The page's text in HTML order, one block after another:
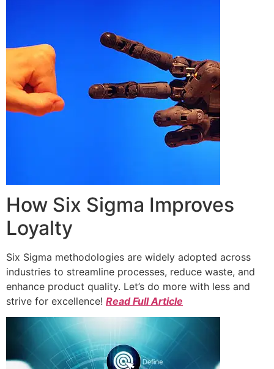
How Six Sigma Improves
Loyalty
Six Sigma methodologies are widely adopted across
industries to streamline processes, reduce waste, and
enhance product quality. Let’s do more with less and
strive for excellence! Read Full Article